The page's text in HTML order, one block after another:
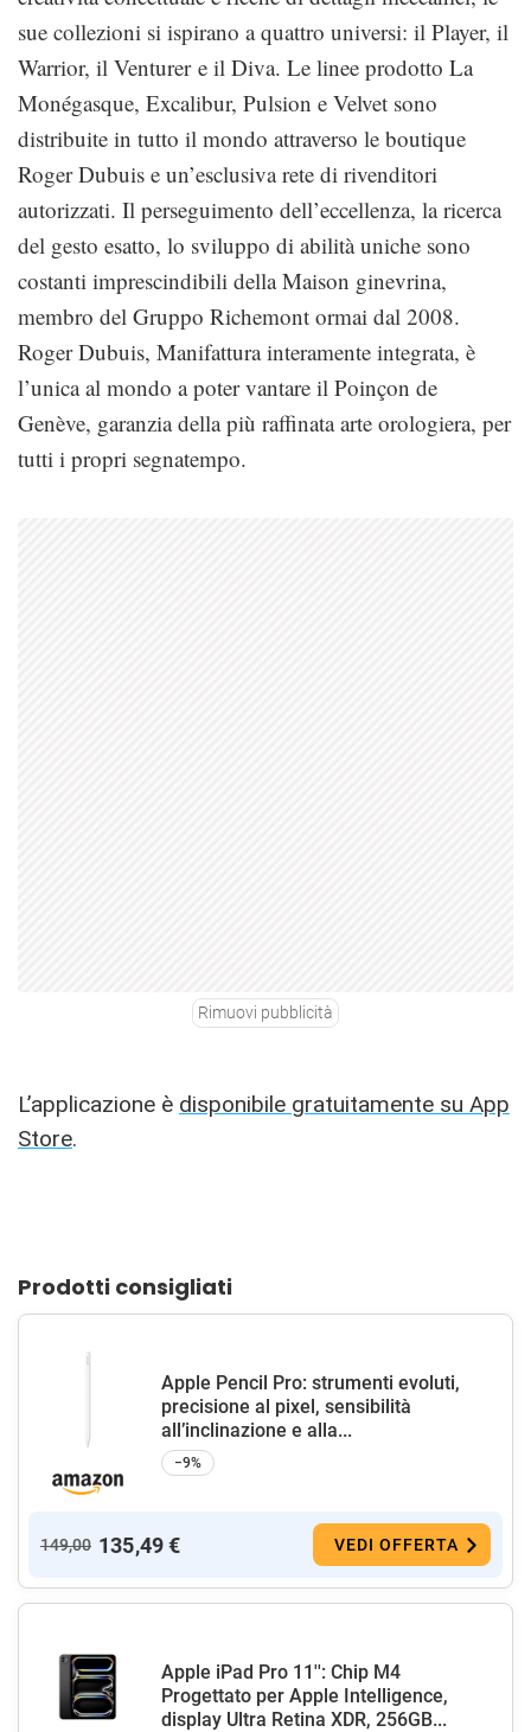
sue collezioni si ispirano a quattro universi: il Player, il
Warrior, il Venturer e il Diva. Le linee prodotto La
Monégasque, Excalibur, Pulsion e Velvet sono
distribuite in tutto il mondo attraverso le boutique
Roger Dubuis e un’esclusiva rete di rivenditori
autorizzati. Il perseguimento dell’eccellenza, la ricerca
del gesto esatto, lo sviluppo di abilità uniche sono
costanti imprescindibili della Maison ginevrina,
membro del Gruppo Richemont ormai dal 2008.
Roger Dubuis, Manifattura interamente integrata, è
l’unica al mondo a poter vantare il Poinçon de
Genève, garanzia della più raffinata arte orologiera, per
tutti i propri segnatempo.
Rimuovi pubblicità
L’applicazione è disponibile gratuitamente su App
Store.
Prodotti consigliati
Apple Pencil Pro: strumenti evoluti,
precisione al pixel, sensibilità
all’inclinazione e alla...
−9%
149,00 135,49 € VEDI OFFERTA
Apple iPad Pro 11'': Chip M4
Progettato per Apple Intelligence,
display Ultra Retina XDR, 256GB...